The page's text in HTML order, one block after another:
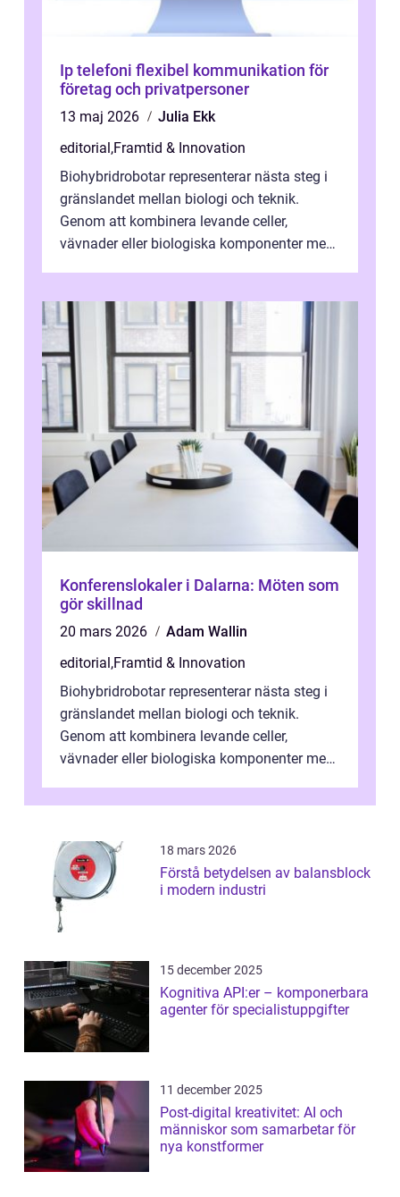
Ip telefoni flexibel kommunikation för
företag och privatpersoner
13 maj 2026
Julia Ekk
editorial ,Framtid & Innovation
Biohybridrobotar representerar nästa steg i
gränslandet mellan biologi och teknik.
Genom att kombinera levande celler,
vävnader eller biologiska komponenter med
Konferenslokaler i Dalarna: Möten som
gör skillnad
20 mars 2026
Adam Wallin
editorial ,Framtid & Innovation
Biohybridrobotar representerar nästa steg i
gränslandet mellan biologi och teknik.
Genom att kombinera levande celler,
vävnader eller biologiska komponenter med
18 mars 2026
Förstå betydelsen av balansblock
i modern industri
15 december 2025
Kognitiva API:er – komponerbara
agenter för specialistuppgifter
11 december 2025
Post-digital kreativitet: AI och
människor som samarbetar för
nya konstformer